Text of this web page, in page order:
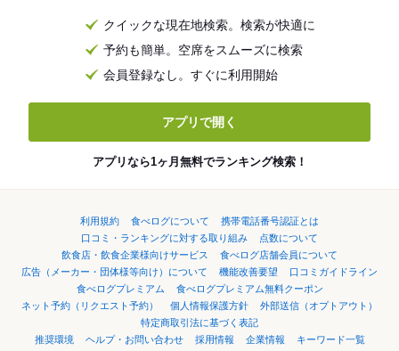
クイックな現在地検索。検索が快適に
予約も簡単。空席をスムーズに検索
会員登録なし。すぐに利用開始
アプリで開く
アプリなら1ヶ月無料でランキング検索！
利用規約 食べログについて
携帯電話番号認証とは
口コミ・ランキングに対する取り組み
点数について
飲食店・飲食企業様向けサービス
食べログ店舗会員について
広告（メーカー・団体様等向け）について
機能改善要望
口コミガイドライン
食べログプレミアム
食べログプレミアム無料クーポン
ネット予約（リクエスト予約）
個人情報保護方針
外部送信（オプトアウト）
特定商取引法に基づく表記
推奨環境
ヘルプ・お問い合わせ 採用情報 企業情報 キーワード一覧